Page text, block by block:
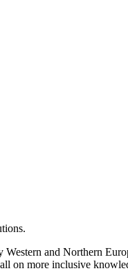
and Northern
on more inclusive